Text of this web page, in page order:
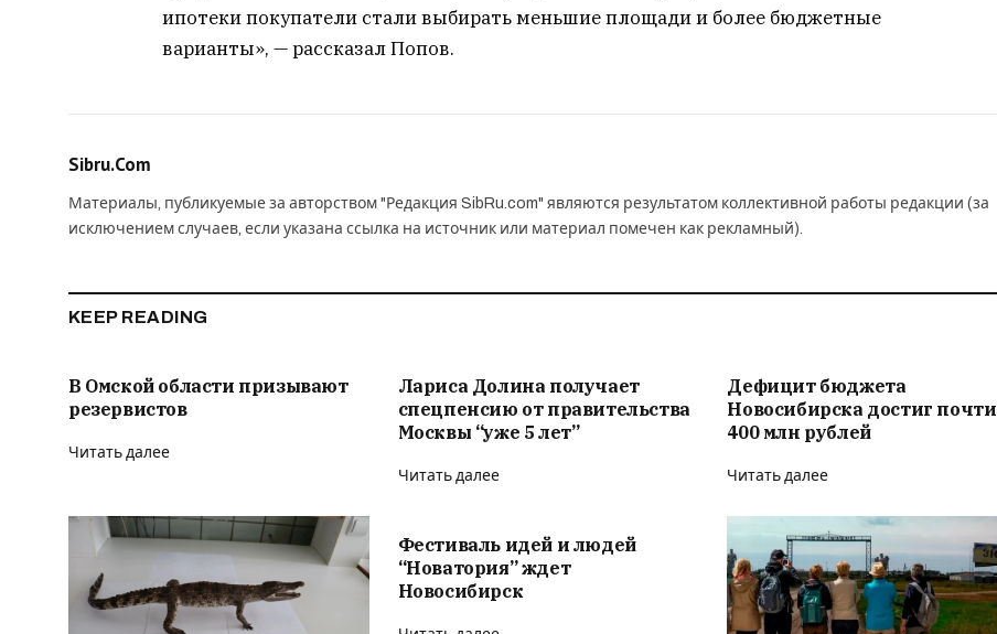
ипотеки покупатели стали выбирать меньшие площади и более бюджетные
варианты», — рассказал Попов.
Sibru.Com
Материалы, публикуемые за авторством "Редакция SibRu.com" являются результатом коллективной работы редакции (за
исключением случаев, если указана ссылка на источник или материал помечен как рекламный).
KEEP READING
В Омской области призывают
резервистов
Читать далее
Лариса Долина получает
спецпенсию от правительства
Москвы “уже 5 лет”
Читать далее
Дефицит бюджета
Новосибирска достиг почти
400 млн рублей
Читать далее
Фестиваль идей и людей
“Новатория” ждет
Новосибирск